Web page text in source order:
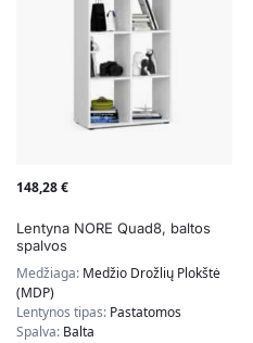
148,28€
Lentyna NORE Quad8, baltos
spalvos
Medžiaga: Medžio Drožlių Plokštė
(MDP)
Lentynos tipas: Pastatomos
Spalva: Balta